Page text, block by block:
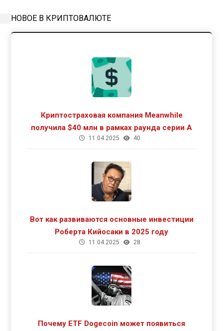
НОВОЕ В КРИПТОВАЛЮТЕ
Криптостраховая компания Meanwhile
получила $40 млн в рамках раунда серии А
11.04.2025 40
Вот как развиваются основные инвестиции
Роберта Кийосаки в 2025 году
11.04.2025 28
Почему ETF Dogecoin может появиться